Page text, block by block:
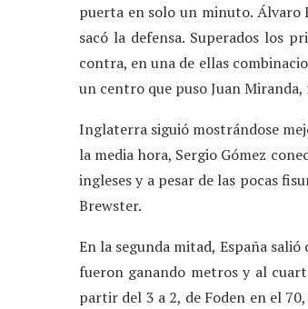
puerta en solo un minuto. Álvaro
sacó la defensa. Superados los
contra, en una de ellas
un centro que puso Juan
Inglaterra siguió mostrándose
la media hora, Sergio Gómez
ingleses y a pesar de las pocas
Brewster.
En la segunda mitad, España
fueron ganando metros y al
partir del 3 a 2, de Foden en el